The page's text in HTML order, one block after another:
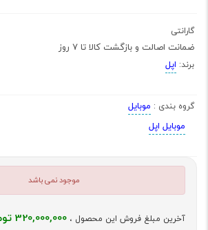
گارانتی
ضمانت اصالت و بازگشت کالا تا 7 روز
برند: اپل
گروه بندی : موبایل
موبایل اپل
موجود نمی باشد
آخرین مبلغ فروش این محصول ، 320,000,000 تومان